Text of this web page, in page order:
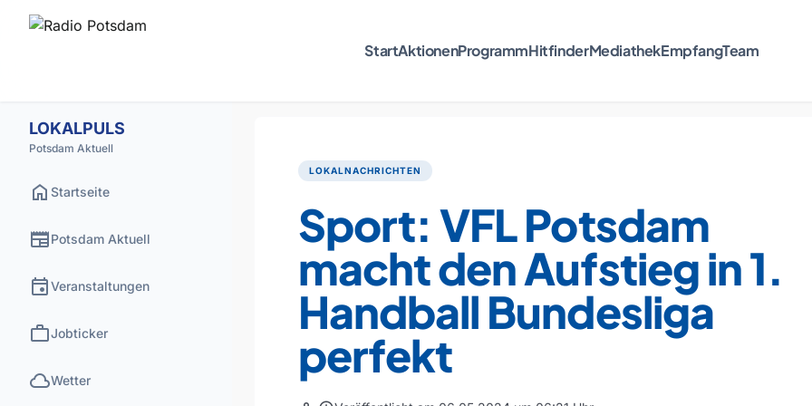
StartAktionenProgrammHitfinderMediathekEmpfangTeam
LOKALPULS
Potsdam Aktuell
home Startseite
newspaperPotsdam Aktuell
eventVeranstaltungen
workJobticker
cloudWetter
LOKALNACHRICHTEN
Sport: VFL Potsdam
macht den Aufstieg in 1.
Handball Bundesliga
perfekt